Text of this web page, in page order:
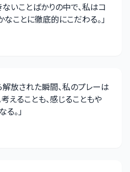
いことばかりの中で、私はコ
なことに徹底的にこだわる。」
放された瞬間、私のプレーは
えることも、感じることもや
る。」